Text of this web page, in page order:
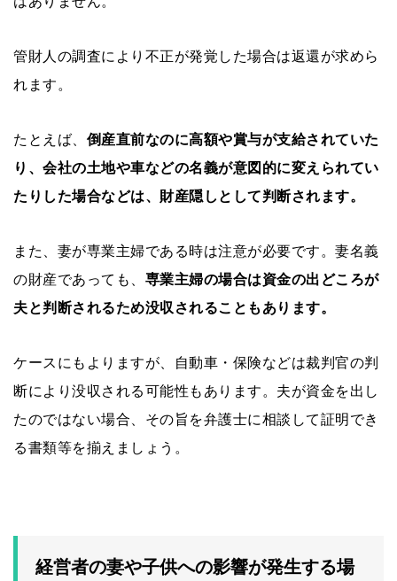
管財人の調査により不正が発覚した場合は返還が求めら
れます。
たとえば、 倒産直前なのに高額や賞与が支給されていた
り、会社の土地や車などの名義が意図的に変えられてい
たりした場合などは、財産隠しとして判断されます。
また、妻が専業主婦である時は注意が必要です。妻名義
の財産であっても、 専業主婦の場合は資金の出どころが
夫と判断されるため没収されることもあります。
ケースにもよりますが、自動車・保険などは裁判官の判
断により没収される可能性もあります。夫が資金を出し
たのではない場合、その旨を弁護士に相談して証明でき
る書類等を揃えましょう。
経営者の妻や子供への影響が発生する場